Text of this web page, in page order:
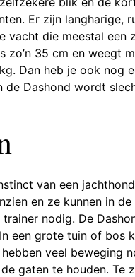
Er zijn langharige,
vacht die meestal een
35 cm en weegt
Dan heb je ook nog
de Dashond wordt
van een
en ze kunnen in
nodig. De
een grote tuin of bos
veel beweging
gaten te houden. Te